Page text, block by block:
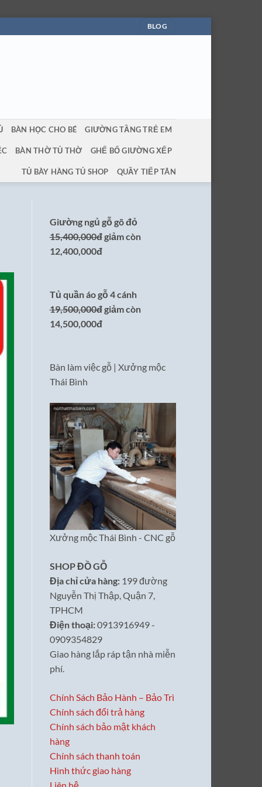
BLOG
BÀN HỌC CHO BÉ GIƯỜNG TẦNG TRẺ EM
BÀN THỜ TỦ THỜ GHẾ BỐ GIƯỜNG XẾP
TỦ BÀY HÀNG TỦ SHOP QUẦY TIẾP TÂN
Giường ngủ gỗ gõ đỏ
15,400,000đgiảm còn
12,400,000đ
Tủ quần áo gỗ 4 cánh
19,500,000đgiảm còn
14,500,000đ
Bàn làm việc gỗ | Xưởng mộc
Thái Bình
Xưởng mộc Thái Bình - CNC gỗ
SHOP ĐỒ GỖ
Địa chỉ cửa hàng:199 đường
Nguyễn Thị Thập, Quận 7,
TPHCM
Điện thoại:0913916949 -
0909354829
Giao hàng lắp ráp tận nhà miễn
phí.
Chính Sách Bảo Hành – Bảo Trì
Chính sách đổi trả hàng
Chính sách bảo mật khách
hàng
Chính sách thanh toán
Hình thức giao hàng
Liên hệ